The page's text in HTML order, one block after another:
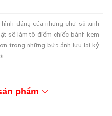
dáng của những chữ số xinh
sẽ làm tô điểm chiếc bánh kem
trong những bức ảnh lưu lại kỷ
phẩm